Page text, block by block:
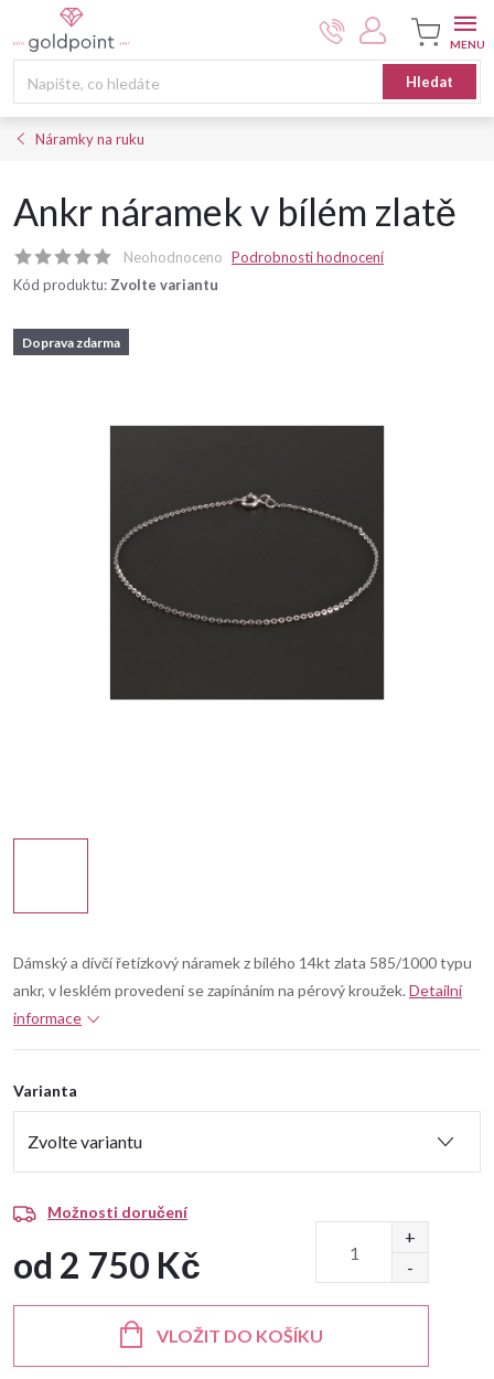
na
Hledat
Nákupní
košík
Náramky na ruku
Ankr náramek v bílém zlatě
Neohodnoceno Podrobnosti hodnocení
Kód produktu: Zvolte variantu
Doprava zdarma
Dámský a dívčí řetízkový náramek z bílého 14kt zlata 585/1000 typu
ankr, v lesklém provedení se zapínáním na pérový kroužek. Detailní
informace
Varianta
Možnosti doručení
od 2 750 Kč
VLOŽIT DO KOŠÍKU